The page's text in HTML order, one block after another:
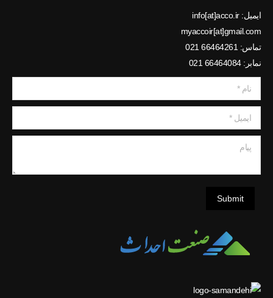
ایمیل: info[at]acco.ir
myaccoir[at]gmail.com
تماس: 66464261 021
نمابر: 66464084 021
نام *
ایمیل *
Submit